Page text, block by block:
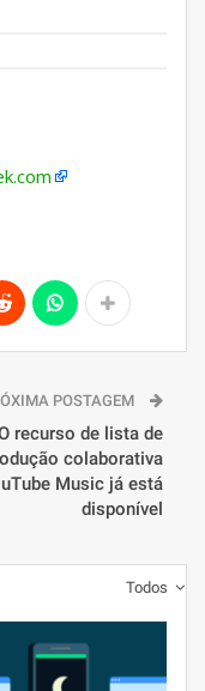
POSTAGEM
recurso de lista de
colaborativa
Music já está
disponível
Todos